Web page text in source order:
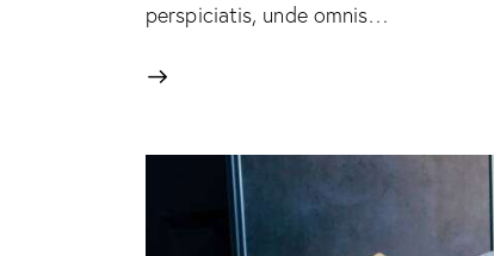
perspiciatis, unde omnis…